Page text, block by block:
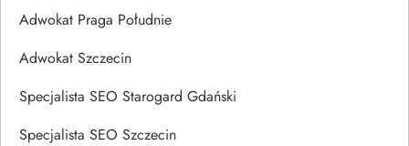
Adwokat Praga Południe
Adwokat Szczecin
Specjalista SEO Starogard Gdański
Specjalista SEO Szczecin